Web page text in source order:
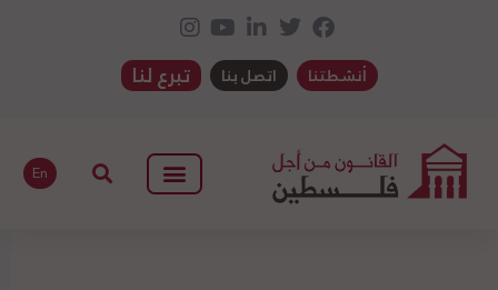
أنشطتنا اتصل بنا تبرع لنا
En